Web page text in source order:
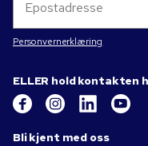
Personvernerklæring
ELLER hold kontakten
Bli kjent med oss